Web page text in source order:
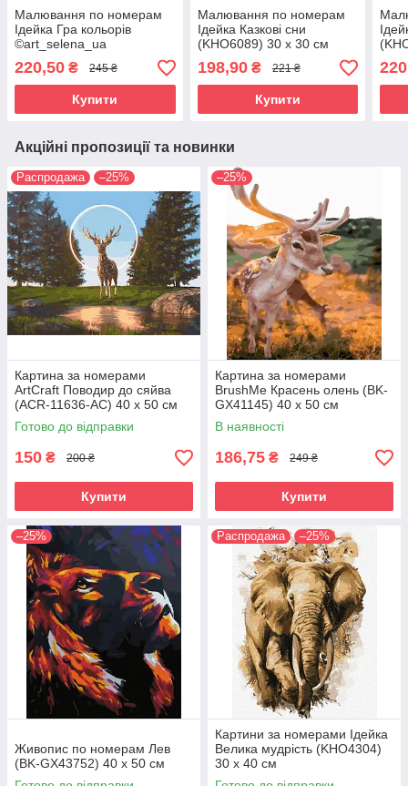
Малювання по номерам
Ідейка Гра кольорів
©art_selena_ua
(KHO8395) 30 х 40 см
220,50 ₴ 245 ₴
Купити
Малювання по номерам
Ідейка Казкові сни
(KHO6089) 30 х 30 см
198,90₴ 221 ₴
Купити
Акційні пропозиції та новинки
Распродажа –25%
Картина за номерами
ArtCraft Поводир до сяйва
(ACR-11636-AC) 40 х 50 см
Готово до відправки
150 ₴ 200 ₴
Купити
–25%
Картина за номерами
BrushMe Красень олень (BK-
GX41145) 40 х 50 см
В наявності
186,75 ₴ 249 ₴
Купити
–25%
Живопис по номерам Лев
(BK-GX43752) 40 х 50 см
Распродажа –25%
Картини за номерами Ідейка
Велика мудрість (KHO4304)
30 х 40 см